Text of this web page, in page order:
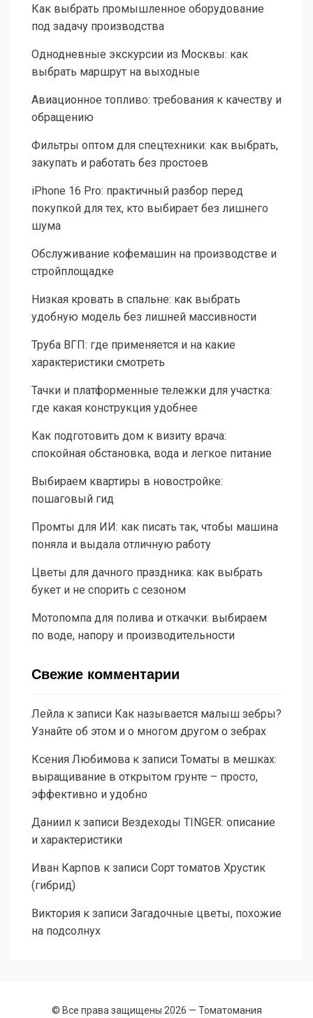
Как выбрать промышленное оборудование
под задачу производства
Однодневные экскурсии из Москвы: как
выбрать маршрут на выходные
Авиационное топливо: требования к качеству и
обращению
Фильтры оптом для спецтехники: как выбрать,
закупать и работать без простоев
iPhone 16 Pro: практичный разбор перед
покупкой для тех, кто выбирает без лишнего
шума
Обслуживание кофемашин на производстве и
стройплощадке
Низкая кровать в спальне: как выбрать
удобную модель без лишней массивности
Труба ВГП: где применяется и на какие
характеристики смотреть
Тачки и платформенные тележки для участка:
где какая конструкция удобнее
Как подготовить дом к визиту врача:
спокойная обстановка, вода и легкое питание
Выбираем квартиры в новостройке:
пошаговый гид
Промты для ИИ: как писать так, чтобы машина
поняла и выдала отличную работу
Цветы для дачного праздника: как выбрать
букет и не спорить с сезоном
Мотопомпа для полива и откачки: выбираем
по воде, напору и производительности
Свежие комментарии
Лейла к записи Как называется малыш зебры?
Узнайте об этом и о многом другом о зебрах
Ксения Любимова к записи Томаты в мешках:
выращивание в открытом грунте – просто,
эффективно и удобно
Даниил к записи Вездеходы TINGER: описание
и характеристики
Иван Карпов к записи Сорт томатов Хрустик
(гибрид)
Виктория к записи Загадочные цветы, похожие
на подсолнух
© Все права защищены 2026 — Томатомания